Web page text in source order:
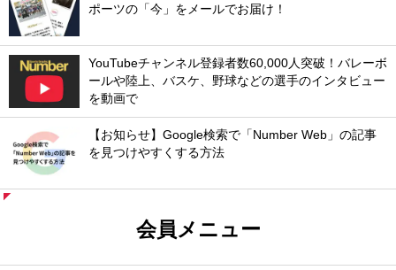
ポーツの「今」をメールでお届け！
YouTubeチャンネル登録者数60,000人突破！バレーボ
ールや陸上、バスケ、野球などの選手のインタビュー
を動画で
【お知らせ】Google検索で「Number Web」の記事
を見つけやすくする方法
会員メニュー